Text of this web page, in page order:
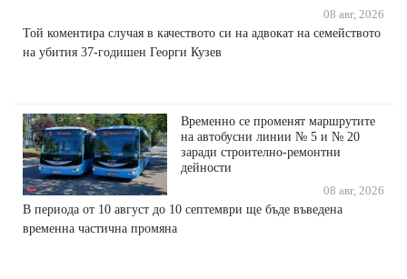
08 авг, 2026
Той коментира случая в качеството си на адвокат на семейството
на убития 37-годишен Георги Кузев
Временно се променят маршрутите
на автобусни линии № 5 и № 20
заради строително-ремонтни
дейности
08 авг, 2026
В периода от 10 август до 10 септември ще бъде въведена
временна частична промяна